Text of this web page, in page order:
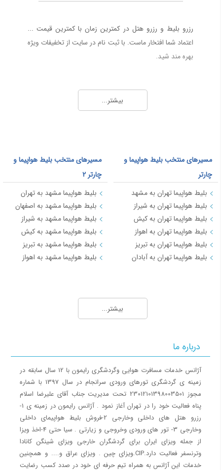
رزرو بلیط و رزرو هتل در کمترین زمان با کمترین قیمت ...
اعتماد شما افتخار ماست. با ثبت نام در سایت از تخفیفات ویژه
بهره مند شید.
بیشتر...
مسیرهای منتخب بلیط هواپیما و
چارتر
بلیط هواپیما تهران به مشهد
بلیط هواپیما تهران به شیراز
بلیط هواپیما تهران به کیش
بلیط هواپیما تهران به اهواز
بلیط هواپیما تهران به تبریز
بلیط هواپیما تهران به آبادان
مسیرهای منتخب بلیط هواپیما و
چارتر 2
بلیط هواپیما مشهد به تهران
بلیط هواپیما مشهد به اصفهان
بلیط هواپیما مشهد به شیراز
بلیط هواپیما مشهد به کیش
بلیط هواپیما مشهد به تبریز
بلیط هواپیما مشهد به اهواز
بلیط هواپیما کیش به تهران
بلیط هواپیما کیش به اهواز
بلیط هواپیما کیش به بندرعباس
مسیرهای منتخب بلیط هواپیما و چارتر 4
بلیط هواپیما اهواز به تهران
بلیط هواپیما اهواز به مشهد
بلیط هواپیما اصفهان به تهران
بلیط هواپیما اصفهان به مشهد
بلیط هواپیما شیراز به تهران
بیشتر...
درباره ما
آژانس خدمات مسافرت هوایی وگردشگری رایمون با 12 سال سابقه در
زمینه ی گردشگری تورهای ورودی سرانجام در سال 1397 با شماره
مجوز 23012101398003501 تحت مدیریت جناب آقای علیرضا اسلام
پناه فعالیت خود را در تهران آغاز نمود . آژانس رایمون در زمینه ی 1-
رزرو هتل های داخلی وخارجی 2-فروش بلیط هواپیمای داخلی
وخارجی 3- تور های ورودی وخروجی و زیارتی . سیا حتی 4-اخذ ویزا
از جمله ویزای ایران برای گردشگران خارجی ویزای شینگن کانادا
وترنسفر فعالیت دارد.CIP.ویزای چین . ویزای عراق و.... و همچنین
خدمات این آژانس به همراه تیم حرفه ای خود در صدد کسب رضایت